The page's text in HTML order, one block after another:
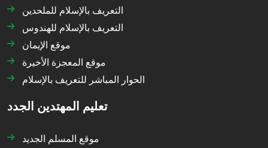
التعريف بالإسلام للملحدين
التعريف بالإسلام للهندوس
موقع الإيمان
موقع المعجزة الأخيرة
الحوار المباشر للتعريف بالإسلام
تعليم المهتدين الجدد
موقع المسلم الجديد